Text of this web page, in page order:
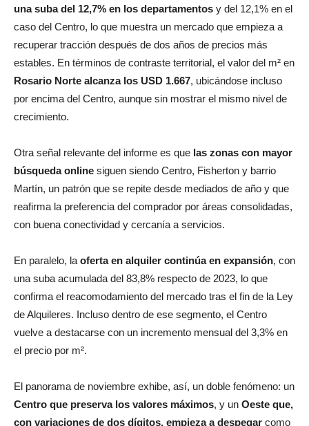
caso del Centro, lo que muestra un mercado que empieza a
recuperar tracción después de dos años de precios más
estables. En términos de contraste territorial, el valor del m² en
Rosario Norte alcanza los USD 1.667, ubicándose incluso
por encima del Centro, aunque sin mostrar el mismo nivel de
crecimiento.
búsqueda onlinesiguen siendo Centro, Fisherton y barrio
Martín, un patrón que se repite desde mediados de año y que
reafirma la preferencia del comprador por áreas consolidadas,
con buena conectividad y cercanía a servicios.
una suba acumulada del 83,8% respecto de 2023, lo que
confirma el reacomodamiento del mercado tras el fin de la Ley
de Alquileres. Incluso dentro de ese segmento, el Centro
vuelve a destacarse con un incremento mensual del 3,3% en
el precio por m².
Centro que preserva los valores máximos, y unOeste que,
con variaciones de dos dígitos, empieza a despegarcomo
la zona a seguir de cerca en 2026.